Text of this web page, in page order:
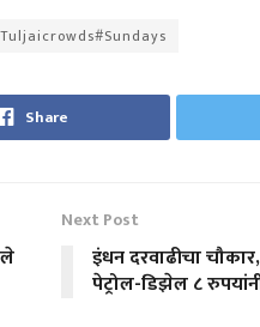
Share
Next Post
इंधन दरवाढीचा
पेट्रोल-डिझेल ८